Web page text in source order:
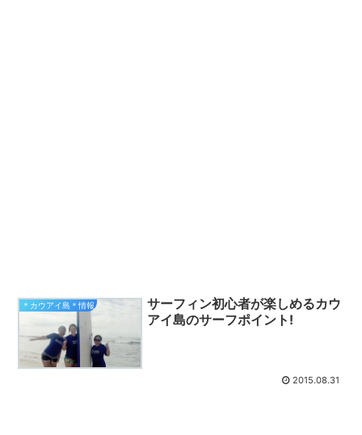
＊カウアイ島＊情報
サーフィン初心者が楽しめるカウ
アイ島のサーフポイント!
2015.08.31